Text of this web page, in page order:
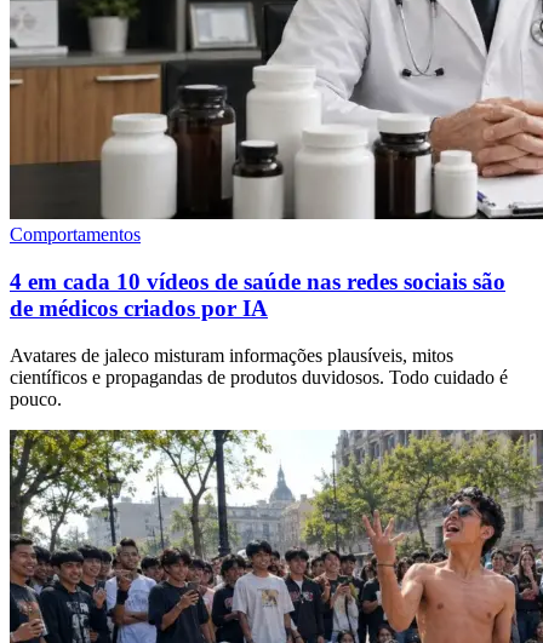
Comportamentos
4 em cada 10 vídeos de saúde nas redes sociais são
de médicos criados por IA
Avatares de jaleco misturam informações plausíveis, mitos
científicos e propagandas de produtos duvidosos. Todo cuidado é
pouco.